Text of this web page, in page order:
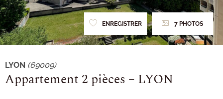
ENREGISTRER 7 PHOTOS
LYON (69009)
Appartement 2 pièces – LYON